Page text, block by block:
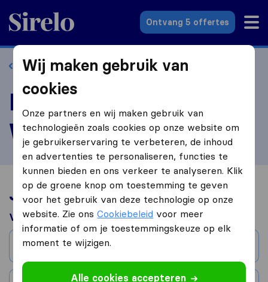
Sirelo.nl
Ontvang 5 offertes
Terug naar profiel
Beoordeel Direct
Woningontruiming
Jouw verhuiservaring
Verhuisd van
Stad
Wij maken gebruik van
cookies
Onze partners en wij maken gebruik van
technologieën zoals cookies op onze website om
je gebruikerservaring te verbeteren, de inhoud
en advertenties te personaliseren, functies te
kunnen bieden en ons verkeer te analyseren. Klik
op de groene knop om toestemming te geven
voor het gebruik van deze technologie op onze
website. Zie onsCookiebeleid voor meer
informatie of om je toestemmingskeuze op elk
moment te wijzigen.
Alle cookies accepteren